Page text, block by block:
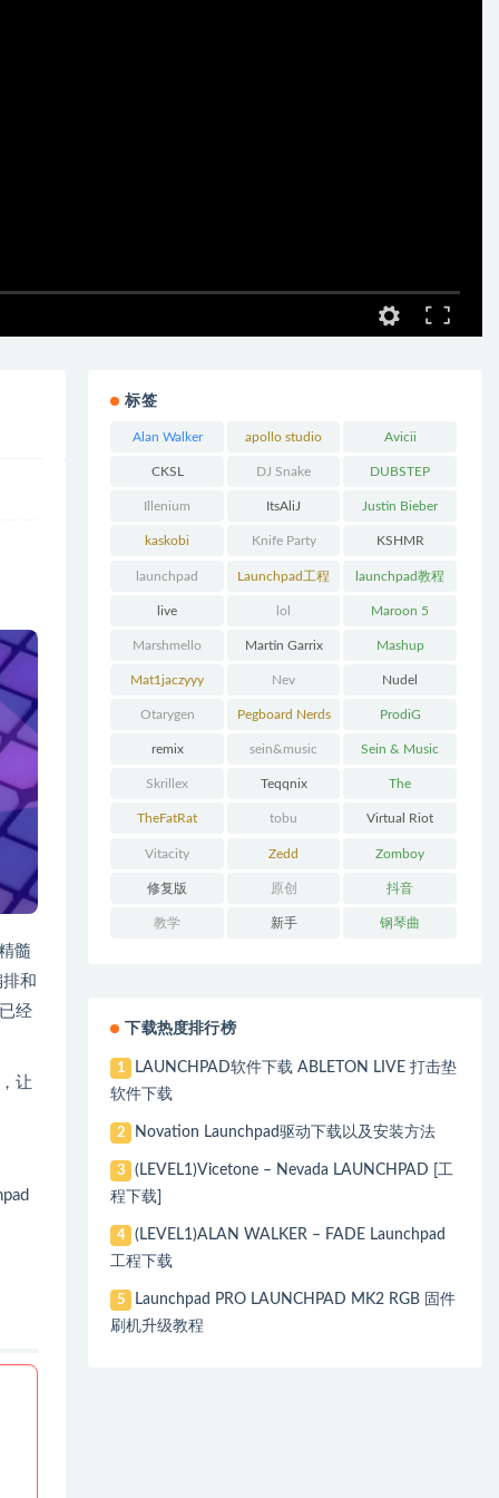
髓
和
经
让
标签
Alan Walker apollo studio Avicii
CKSL DJ Snake DUBSTEP
Illenium ItsAliJ Justin Bieber
kaskobi Knife Party KSHMR
launchpad Launchpad工程
下载
launchpad教程
live lol Maroon 5
Marshmello Martin Garrix Mashup
Mat1jaczyyy Nev Nudel
Otarygen Pegboard Nerds ProdiG
remix sein&music Sein & Music
Skrillex Teqqnix The
Chainsmokers
TheFatRat tobu Virtual Riot
Vitacity Zedd Zomboy
修复版 原创 抖音
教学 新手 钢琴曲
下载热度排行榜
1
LAUNCHPAD软件下载 ABLETON LIVE 打击垫
软件下载
2 Novation Launchpad驱动下载以及安装方法
3
(LEVEL1)Vicetone – Nevada LAUNCHPAD [工
程下载]
4
(LEVEL1)ALAN WALKER – FADE Launchpad
工程下载
5
Launchpad PRO LAUNCHPAD MK2 RGB 固件
刷机升级教程